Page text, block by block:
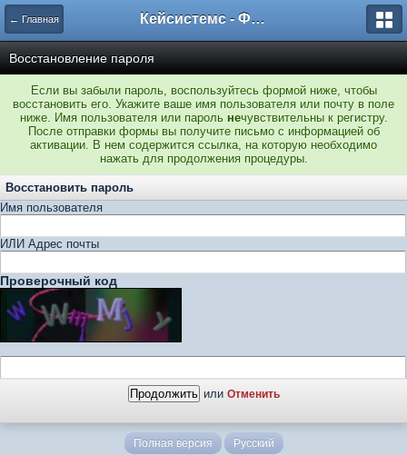
← Главная Кейсистемс - Форумы
Восстановление пароля
Если вы забыли пароль, воспользуйтесь формой ниже, чтобы
восстановить его. Укажите ваше имя пользователя или почту в поле
ниже. Имя пользователя или пароль нечувствительны к регистру.
После отправки формы вы получите письмо с информацией об
активации. В нем содержится ссылка, на которую необходимо
нажать для продолжения процедуры.
Восстановить пароль
Имя пользователя
ИЛИ Адрес почты
Проверочный код
или Отменить
Полная версия Русский